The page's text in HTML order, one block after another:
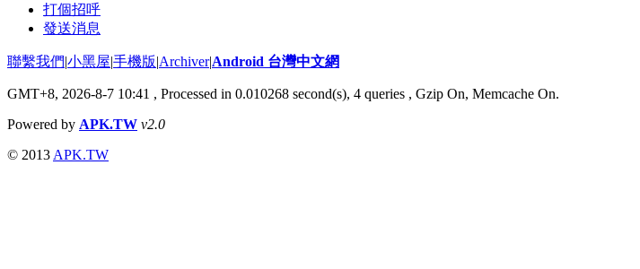
打個招呼
發送消息
聯繫我們|小黑屋|手機版|Archiver|Android 台灣中文網
GMT+8, 2026-8-7 10:41 , Processed in 0.010268 second(s), 4 queries , Gzip On, Memcache On.
Powered by APK.TW v2.0
© 2013 APK.TW